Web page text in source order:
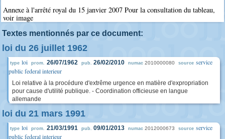
Annexe à l'arrêté royal du 15 janvier 2007 Pour la consultation du tableau,
voir image
Textes mentionnés par ce document:
loi du 26 juillet 1962
type loi prom. 26/07/1962 pub. 26/02/2010 numac 2010000080 source service
public federal interieur
Loi relative à la procédure d'extrême urgence en matière d'expropriation
pour cause d'utilité publique. - Coordination officieuse en langue
allemande
loi du 21 mars 1991
type loi prom. 21/03/1991 pub. 09/01/2013 numac 2012000673 source service
public federal interieur